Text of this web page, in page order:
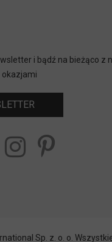
i bądź na bieżąco z
Sp. z. o. o.